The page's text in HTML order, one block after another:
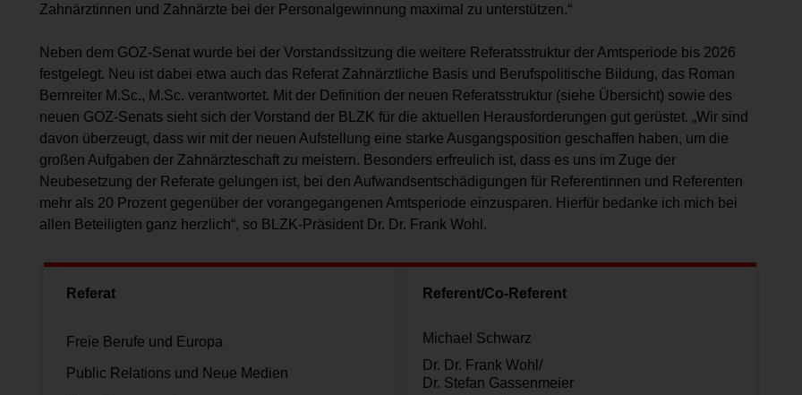
Zahnärztinnen und Zahnärzte bei der Personalgewinnung maximal zu unterstützen.“
Neben dem GOZ-Senat wurde bei der Vorstandssitzung die weitere Referatsstruktur der Amtsperiode bis 2026
festgelegt. Neu ist dabei etwa auch das Referat Zahnärztliche Basis und Berufspolitische Bildung, das Roman
Bernreiter M.Sc., M.Sc. verantwortet. Mit der Definition der neuen Referatsstruktur (siehe Übersicht) sowie des
neuen GOZ-Senats sieht sich der Vorstand der BLZK für die aktuellen Herausforderungen gut gerüstet. „Wir sind
davon überzeugt, dass wir mit der neuen Aufstellung eine starke Ausgangsposition geschaffen haben, um die
großen Aufgaben der Zahnärzteschaft zu meistern. Besonders erfreulich ist, dass es uns im Zuge der
Neubesetzung der Referate gelungen ist, bei den Aufwandsentschädigungen für Referentinnen und Referenten
mehr als 20 Prozent gegenüber der vorangegangenen Amtsperiode einzusparen. Hierfür bedanke ich mich bei
allen Beteiligten ganz herzlich“, so BLZK-Präsident Dr. Dr. Frank Wohl.
Referat
Freie Berufe und Europa
Public Relations und Neue Medien
Referent/Co-Referent
Michael Schwarz
Dr. Dr. Frank Wohl/
Dr. Stefan Gassenmeier